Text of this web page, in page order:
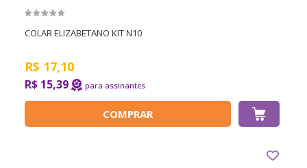
COLAR ELIZABETANO KIT N10
R$ 17,10
R$ 15,39
COMPRAR